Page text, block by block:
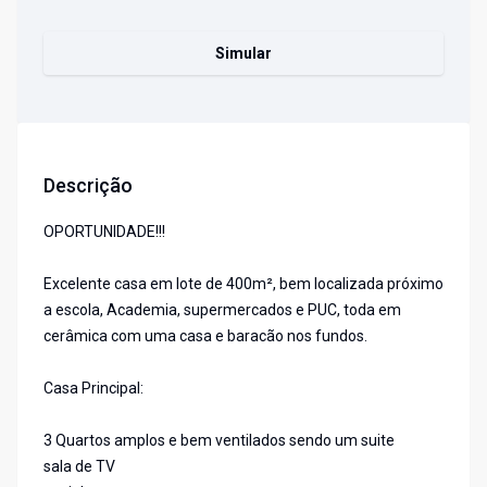
Simular
Descrição
OPORTUNIDADE!!!
Excelente casa em lote de 400m², bem localizada próximo
a escola, Academia, supermercados e PUC, toda em
cerâmica com uma casa e baracão nos fundos.
Casa Principal:
3 Quartos amplos e bem ventilados sendo um suite
sala de TV